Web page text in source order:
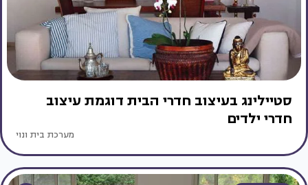
סטיילינג בעיצוב חדרי הבית דוגמת עיצוב
חדרי ילדים
מערכת בית ונוי